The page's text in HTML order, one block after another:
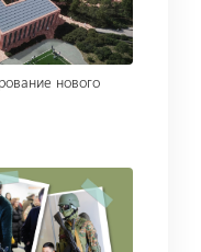
нового